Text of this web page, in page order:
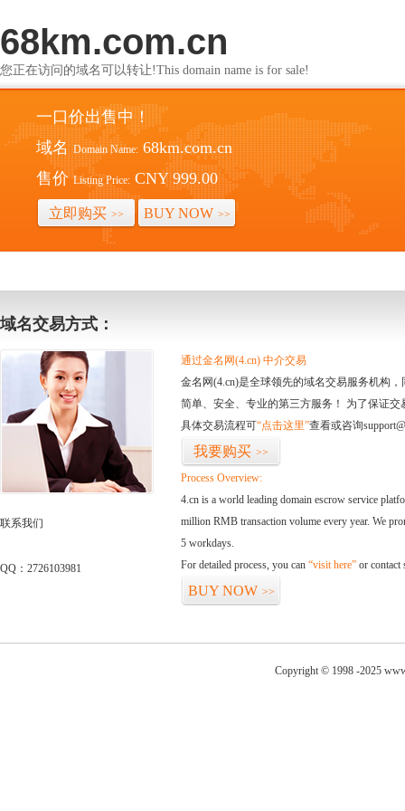
68km.com.cn
您正在访问的域名可以转让!This domain name is for sale!
一口价出售中！
域名 Domain Name: 68km.com.cn
售价 Listing Price: CNY 999.00
立即购买 >> BUY NOW >>
域名交易方式：
联系我们
QQ：2726103981
通过金名网(4.cn) 中介交易
金名网(4.cn)是全球领先的域名交易服务机构
简单、安全、专业的第三方服务！ 为了保证
具体交易流程可“点击这里”查看或咨询
我要购买 >>
Process Overview:
4.cn is a world leading domain escrow service
million RMB transaction volume every year. We
5 workdays.
For detailed process, you can “visit here” or contact
BUY NOW >>
Copyright © 1998 -2025